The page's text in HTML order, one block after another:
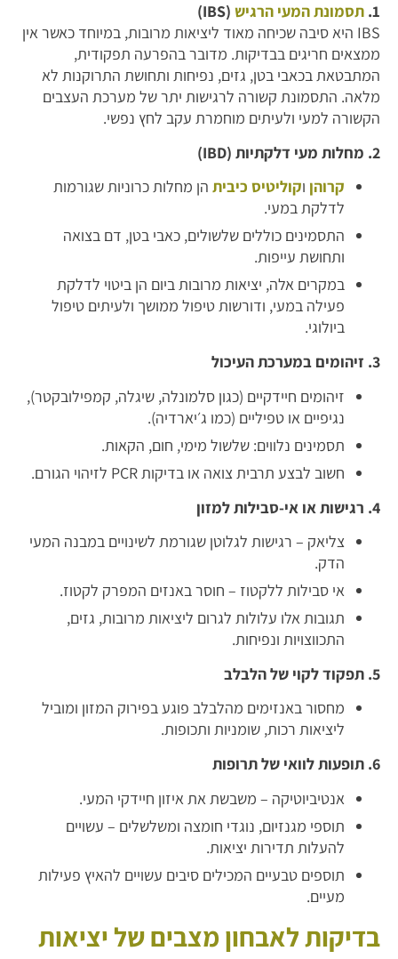
1. תסמונת המעי הרגיש (IBS)
IBS היא סיבה שכיחה מאוד ליציאות מרובות, במיוחד כאשר אין
ממצאים חריגים בבדיקות. מדובר בהפרעה תפקודית,
המתבטאת בכאבי בטן, גזים, נפיחות ותחושת התרוקנות לא
מלאה. התסמונת קשורה לרגישות יתר של מערכת העצבים
הקשורה למעי ולעיתים מוחמרת עקב לחץ נפשי.
2. מחלות מעי דלקתיות (IBD)
קרוהן וקוליטיס כיבית הן מחלות כרוניות שגורמות
לדלקת במעי.
התסמינים כוללים שלשולים, כאבי בטן, דם בצואה
ותחושת עייפות.
במקרים אלה, יציאות מרובות ביום הן ביטוי לדלקת
פעילה במעי, ודורשות טיפול ממושך ולעיתים טיפול
ביולוגי.
3. זיהומים במערכת העיכול
זיהומים חיידקיים (כגון סלמונלה, שיגלה, קמפילובקטר),
נגיפיים או טפיליים (כמו ג׳יארדיה).
תסמינים נלווים: שלשול מימי, חום, הקאות.
חשוב לבצע תרבית צואה או בדיקות PCR לזיהוי הגורם.
4. רגישות או אי-סבילות למזון
צליאק – רגישות לגלוטן שגורמת לשינויים במבנה המעי
הדק.
אי סבילות ללקטוז – חוסר באנזים המפרק לקטוז.
תגובות אלו עלולות לגרום ליציאות מרובות, גזים,
התכווצויות ונפיחות.
5. תפקוד לקוי של הלבלב
מחסור באנזימים מהלבלב פוגע בפירוק המזון ומוביל
ליציאות רכות, שומניות ותכופות.
6. תופעות לוואי של תרופות
אנטיביוטיקה – משבשת את איזון חיידקי המעי.
תוספי מגנזיום, נוגדי חומצה ומשלשלים – עשויים
להעלות תדירות יציאות.
תוספים טבעיים המכילים סיבים עשויים להאיץ פעילות
מעיים.
בדיקות לאבחון מצבים של יציאות